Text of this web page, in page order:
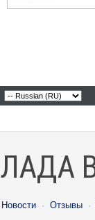
ЛАДА
Новости · Отзывы ·